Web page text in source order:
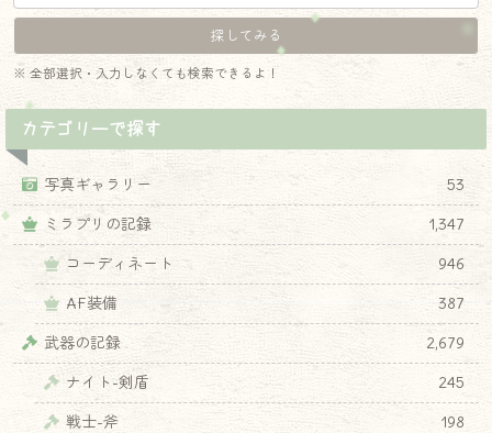
※ 全部選択・入力しなくても検索できるよ！
カテゴリーで探す
写真ギャラリー
53
ミラプリの記録
1,347
コーディネート
946
AF装備
387
武器の記録
2,679
ナイト-剣盾
245
戦士-斧
198